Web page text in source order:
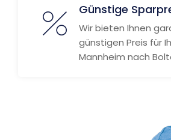
Günstige
Wir bieten Ihnen
günstigen Preis für
Mannheim nach